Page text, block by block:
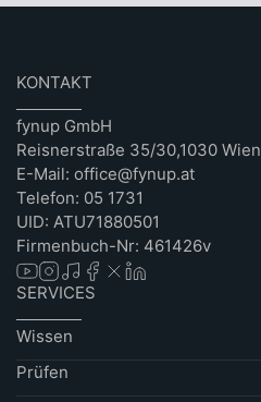
KONTAKT
fynup GmbH
Reisnerstraße 35/30,1030 Wien
E-Mail: office@fynup.at
Telefon: 05 1731
UID: ATU71880501
Firmenbuch-Nr: 461426v
SERVICES
Wissen
Prüfen